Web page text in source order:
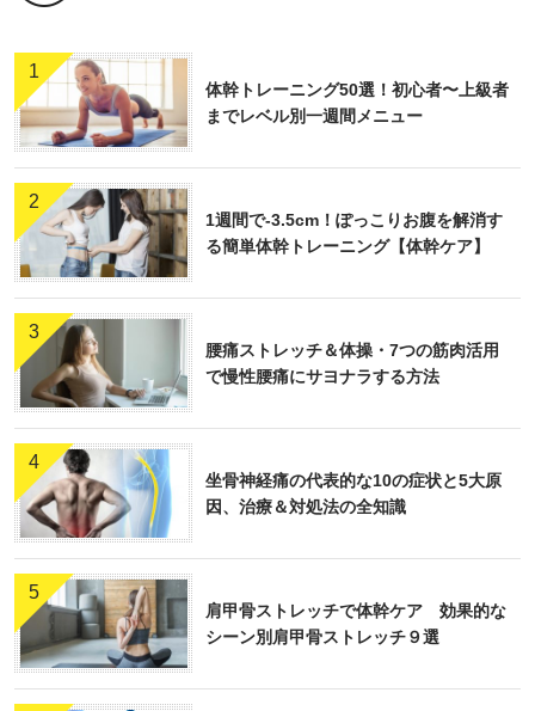
個人情報のセキュリティ状況を正確に把握し、必要な対策を
3.情報セキュリティに関する内部規程の整備
情報セキュリティポリシーに基づいた内部規程を整備し、個
人情報だけではなく、情報資産全般の取り扱いについて明確
な方針を示すとともに、情報漏えい等に対しては、厳しい態
度で臨むことを社内外に周知徹底します。
4.情報セキュリティ対策を徹底したシステムの実現
情報資産に対する不正な侵入、漏えい、改ざん、紛失、破
壊、利用妨害などが発生しないよう、徹底した対策を反映し
たシステムを実現していきます。対策とし ては高セキュリテ
ィエリアでの作業、DBアクセス権の制限など、データへの
アクセスを徹底的にコントロールする考え方で臨みます。
5.情報セキュリティリテラシーの向上
全従業員にセキュリティ教育・訓練を徹底し、当社の情報資
産に関わる全員が、情報セキュリティリテラシーを持って業
務を遂行できるようにします。また、刻々と変わる状況に対
応できるよう、教育・訓練を継続して行っていきます。
6.外部委託先の管理体制強化
1
体幹トレーニング50選！初心者〜上級者
までレベル別一週間メニュー
2
1週間で-3.5cm！ぽっこりお腹を解消す
る簡単体幹トレーニング【体幹ケア】
3
腰痛ストレッチ＆体操・7つの筋肉活用
で慢性腰痛にサヨナラする方法
4
坐骨神経痛の代表的な10の症状と5大原
因、治療＆対処法の全知識
5
肩甲骨ストレッチで体幹ケア 効果的な
シーン別肩甲骨ストレッチ９選